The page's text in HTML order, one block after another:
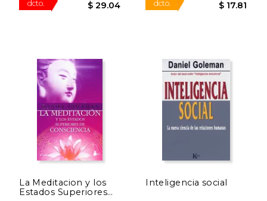
La Meditacion y los
Estados Superiores
Inteligencia social